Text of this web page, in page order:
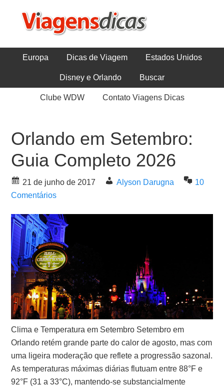
Europa Dicas de Viagem Estados Unidos
Disney e Orlando Buscar
Clube WDW Contato Viagens Dicas
Orlando em Setembro:
Guia Completo 2026
21 de junho de 2017 Alyson Darugna
10
Comentários
Clima e Temperatura em Setembro Setembro em
Orlando retém grande parte do calor de agosto, mas com
uma ligeira moderação que reflete a progressão sazonal.
As temperaturas máximas diárias flutuam entre 88°F e
92°F (31 a 33°C), mantendo-se substancialmente